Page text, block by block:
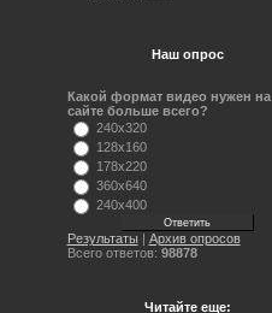
Наш опрос
Какой формат видео нужен на
сайте больше всего?
240x320
128x160
178x220
360x640
240x400
Результаты | Архив опросов
Всего ответов: 98878
Читайте еще: